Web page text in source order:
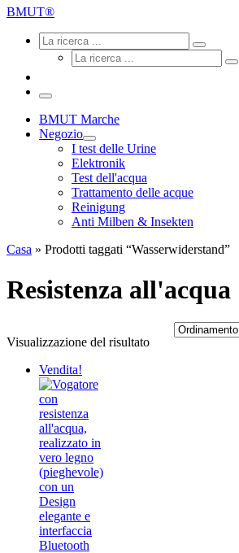
BMUT®
Ricerca
Ricerca
La
ricerca
Ricerca
La
Menu
BMUT Marche
Negozio
I test delle Urine
Elektronik
Test dell'acqua
Trattamento delle acque
Reinigung
Anti Milben & Insekten
Casa » Prodotti taggati “Wasserwiderstand”
Resistenza all'acqua
Visualizzazione del risultato
Vendita!